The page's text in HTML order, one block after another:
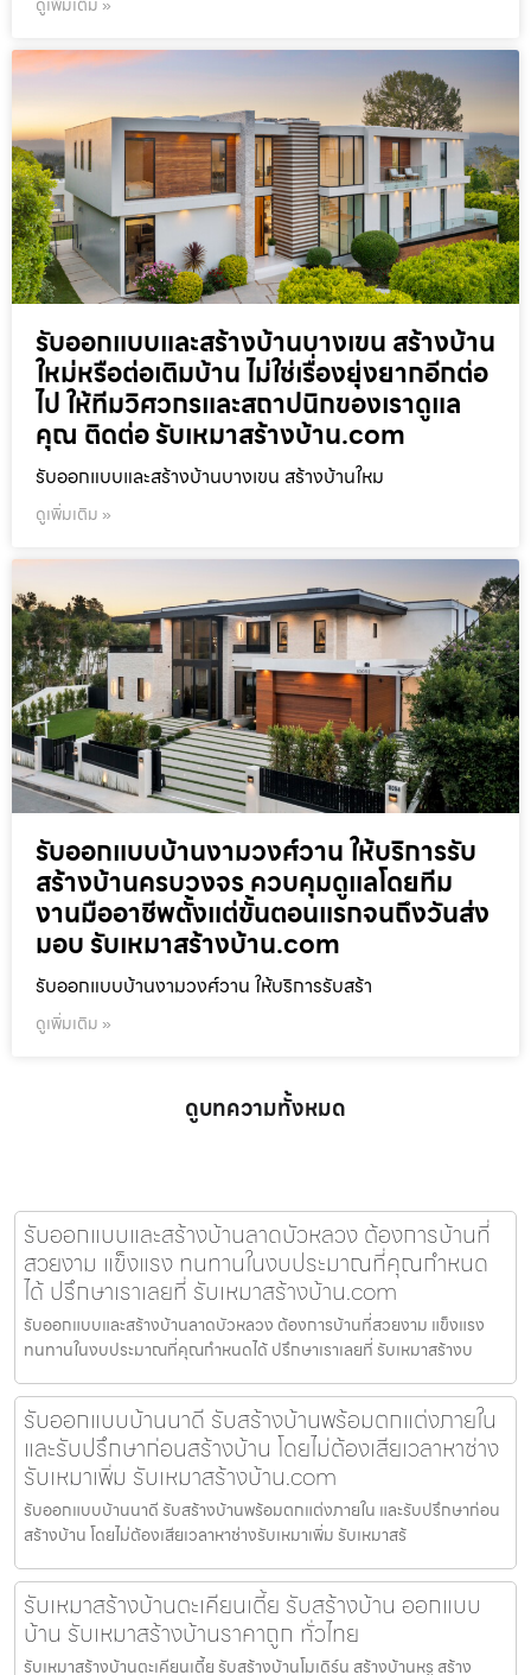
รับออกแบบและสร้างบ้านบางเขน สร้างบ้าน
ใหม่หรือต่อเติมบ้าน ไม่ใช่เรื่องยุ่งยากอีกต่อ
ไป ให้ทีมวิศวกรและสถาปนิกของเราดูแล
คุณ ติดต่อ รับเหมาสร้างบ้าน.com
รับออกแบบและสร้างบ้านบางเขน สร้างบ้านใหม
ดูเพิ่มเติม »
รับออกแบบบ้านงามวงศ์วาน ให้บริการรับ
สร้างบ้านครบวงจร ควบคุมดูแลโดยทีม
งานมืออาชีพตั้งแต่ขั้นตอนแรกจนถึงวันส่ง
มอบ รับเหมาสร้างบ้าน.com
รับออกแบบบ้านงามวงศ์วาน ให้บริการรับสร้า
ดูเพิ่มเติม »
ดูบทความทั้งหมด
รับออกแบบและสร้างบ้านลาดบัวหลวง ต้องการบ้านที่
สวยงาม แข็งแรง ทนทานในงบประมาณที่คุณกำหนด
ได้ ปรึกษาเราเลยที่ รับเหมาสร้างบ้าน.com
รับออกแบบและสร้างบ้านลาดบัวหลวง ต้องการบ้านที่สวยงาม แข็งแรง
ทนทานในงบประมาณที่คุณกำหนดได้ ปรึกษาเราเลยที่ รับเหมาสร้างบ
รับออกแบบบ้านนาดี รับสร้างบ้านพร้อมตกแต่งภายใน
และรับปรึกษาก่อนสร้างบ้าน โดยไม่ต้องเสียเวลาหาช่าง
รับเหมาเพิ่ม รับเหมาสร้างบ้าน.com
รับออกแบบบ้านนาดี รับสร้างบ้านพร้อมตกแต่งภายใน และรับปรึกษาก่อน
สร้างบ้าน โดยไม่ต้องเสียเวลาหาช่างรับเหมาเพิ่ม รับเหมาสร้
รับเหมาสร้างบ้านตะเคียนเตี้ย รับสร้างบ้าน ออกแบบ
บ้าน รับเหมาสร้างบ้านราคาถูก ทั่วไทย
รับเหมาสร้างบ้านตะเคียนเตี้ย รับสร้างบ้านโมเดิร์น สร้างบ้านหรู สร้าง